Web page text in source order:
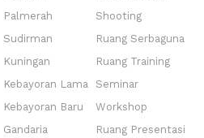
Palmerah
Sudirman
Kuningan
Kebayoran Lama
Kebayoran Baru
Gandaria
Shooting
Ruang Serbaguna
Ruang Training
Seminar
Workshop
Ruang Presentasi